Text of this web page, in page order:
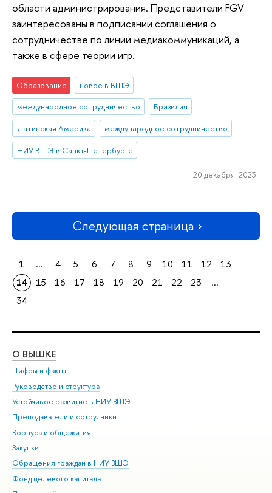
области администрирования. Представители FGV
заинтересованы в подписании соглашения о
сотрудничестве по линии медиакоммуникаций, а
также в сфере теории игр.
Образование
новое в ВШЭ
международное сотрудничество
Бразилия
Латинская Америка
международное сотрудничество
НИУ ВШЭ в Санкт-Петербурге
20 декабря 2023
Следующая страница
1 ... 4 5 6 7 8 9 10 11 12
13
14
15 16 17 18 19 20 21 22 23
...
34
О ВЫШКЕ
Цифры и факты
Руководство и структура
Устойчивое развитие в НИУ ВШЭ
Преподаватели и сотрудники
Корпуса и общежития
Закупки
Обращения граждан в НИУ ВШЭ
Фонд целевого капитала